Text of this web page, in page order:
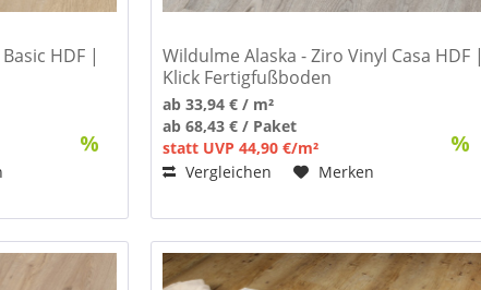
HDF |
Wildulme Alaska - Ziro Vinyl Casa HDF |
Klick Fertigfußboden
ab 33,94 € / m²
ab 68,43 € / Paket
statt UVP 44,90 €/m²
Vergleichen
Merken